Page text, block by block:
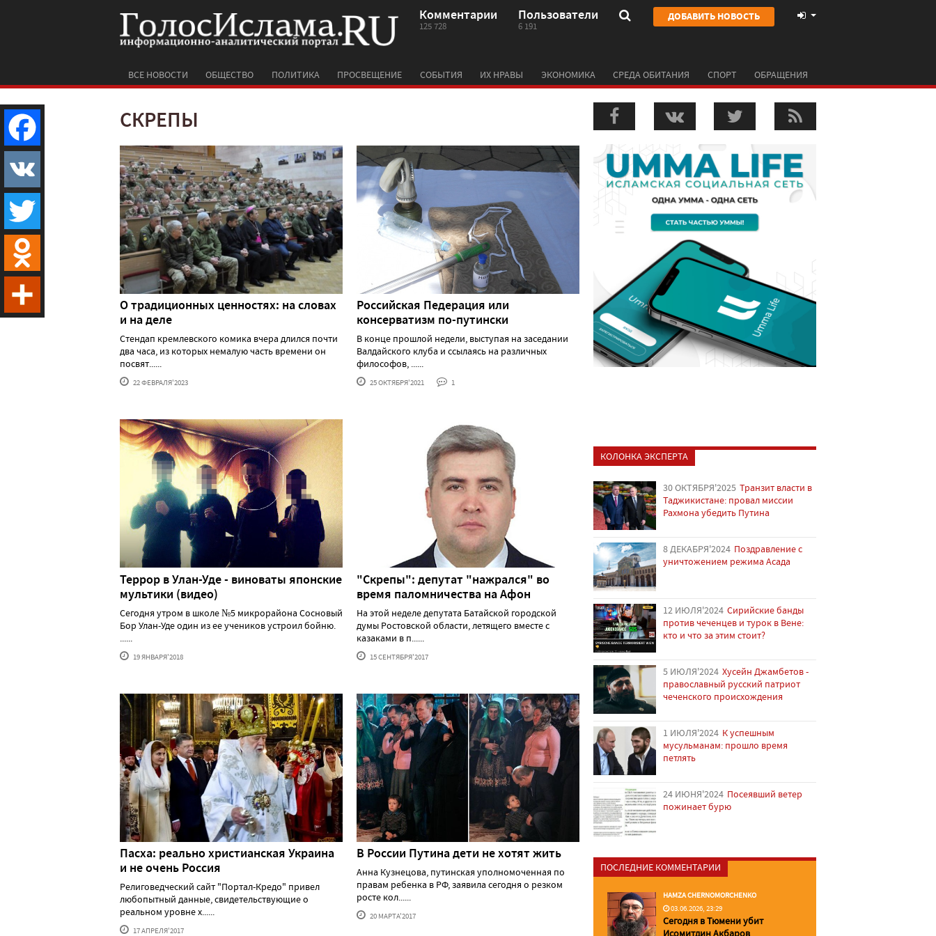
Комментарии
125 728
Пользователи
6 191
ДОБАВИТЬ НОВОСТЬ
ВСЕ НОВОСТИ ОБЩЕСТВО ПОЛИТИКА ПРОСВЕЩЕНИЕ СОБЫТИЯ ИХ НРАВЫ ЭКОНОМИКА СРЕДА ОБИТАНИЯ СПОРТ ОБРАЩЕНИЯ
СКРЕПЫ
О традиционных ценностях: на словах
и на деле
Стендап кремлевского комика вчера длился почти
два часа, из которых немалую часть времени он
посвят......
22 ФЕВРАЛЯ'2023
Российская Педерация или
консерватизм по-путински
В конце прошлой недели, выступая на заседании
Валдайского клуба и ссылаясь на различных
философов, ......
25 ОКТЯБРЯ'2021 1
Террор в Улан-Уде - виноваты японские
мультики (видео)
Сегодня утром в школе №5 микрорайона Сосновый
Бор Улан-Уде один из ее учеников устроил бойню.
......
19 ЯНВАРЯ'2018
"Скрепы": депутат "нажрался" во
время паломничества на Афон
На этой неделе депутата Батайской городской
думы Ростовской области, летящего вместе с
казаками в п......
15 СЕНТЯБРЯ'2017
Пасха: реально христианская Украина
и не очень Россия
Религоведческий сайт "Портал-Кредо" привел
любопытный данные, свидетельствующие о
реальном уровне х......
17 АПРЕЛЯ'2017
В России Путина дети не хотят жить
Анна Кузнецова, путинская уполномоченная по
правам ребенка в РФ, заявила сегодня о резком
росте кол......
20 МАРТА'2017
КОЛОНКА ЭКСПЕРТА
30 ОКТЯБРЯ'2025 Транзит власти в
Таджикистане: провал миссии
Рахмона убедить Путина
8 ДЕКАБРЯ'2024 Поздравление с
уничтожением режима Асада
12 ИЮЛЯ'2024 Сирийские банды
против чеченцев и турок в Вене:
кто и что за этим стоит?
5 ИЮЛЯ'2024 Хусейн Джамбетов -
православный русский патриот
чеченского происхождения
1 ИЮЛЯ'2024 К успешным
мусульманам: прошло время
петлять
24 ИЮНЯ'2024 Посеявший ветер
пожинает бурю
ПОСЛЕДНИЕ КОММЕНТАРИИ
HAMZA CHERNOMORCHENKO
03.06.2026, 23:29
Сегодня в Тюмени убит
Исомитдин Акбаров
Facebook
VK
Twitter
Odnoklassniki